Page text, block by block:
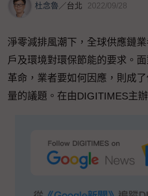
杜念魯／台北 2022/09/28
淨零減排風潮下，全球供應鏈
戶及環境對環保節能的要求。
革命，業者要如何因應，則成
量的議題。在由DIGITIMES主